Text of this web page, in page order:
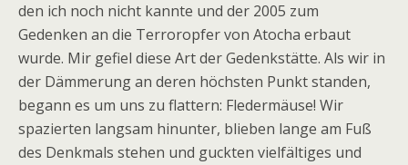
den ich noch nicht kannte und der 2005 zum
Gedenken an die Terroropfer von Atocha erbaut
wurde. Mir gefiel diese Art der Gedenkstätte. Als wir in
der Dämmerung an deren höchsten Punkt standen,
begann es um uns zu flattern: Fledermäuse! Wir
spazierten langsam hinunter, blieben lange am Fuß
des Denkmals stehen und guckten vielfältiges und